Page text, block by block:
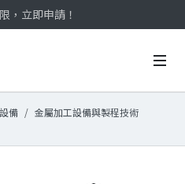
，立即申請！
，立即申請！
備 金屬加工設備與製程技術